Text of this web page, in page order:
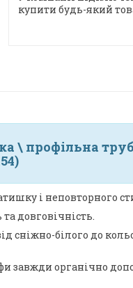
купити будь-який
профільна
і неповторного
довговічність.
білого до
завжди органічно